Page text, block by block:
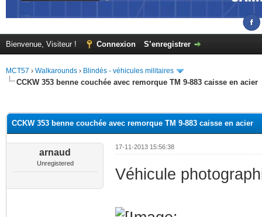
Bienvenue, Visiteur ! Connexion S’enregistrer
MCT57 › Walkarounds › Blindés - véhicules militaires
CCKW 353 benne couchée avec remorque TM 9-883 caisse en acier
CCKW 353 benne couchée avec remorque TM 9-883 caisse en acier
arnaud
Unregistered
17-11-2013 15:56:38
Véhicule